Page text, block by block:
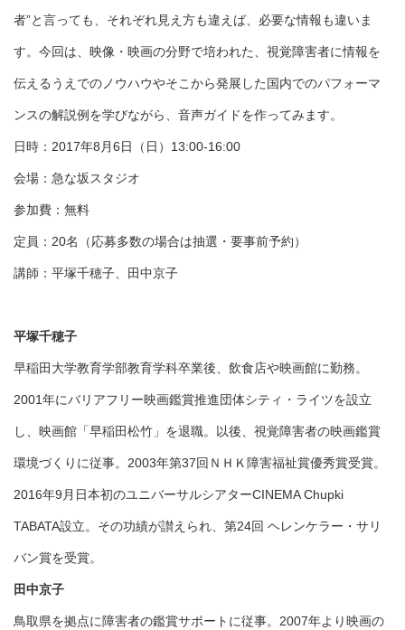
者”と言っても、それぞれ見え方も違えば、必要な情報も違いま
す。今回は、映像・映画の分野で培われた、視覚障害者に情報を
伝えるうえでのノウハウやそこから発展した国内でのパフォーマ
ンスの解説例を学びながら、音声ガイドを作ってみます。
日時：2017年8月6日（日）13:00-16:00
会場：急な坂スタジオ
参加費：無料
定員：20名（応募多数の場合は抽選・要事前予約）
講師：平塚千穂子、田中京子
平塚千穂子
早稲田大学教育学部教育学科卒業後、飲食店や映画館に勤務。
2001年にバリアフリー映画鑑賞推進団体シティ・ライツを設立
し、映画館「早稲田松竹」を退職。以後、視覚障害者の映画鑑賞
環境づくりに従事。2003年第37回ＮＨＫ障害福祉賞優秀賞受賞。
2016年9月日本初のユニバーサルシアターCINEMA Chupki
TABATA設立。その功績が讃えられ、第24回 ヘレンケラー・サリ
バン賞を受賞。
田中京子
鳥取県を拠点に障害者の鑑賞サポートに従事。2007年より映画の